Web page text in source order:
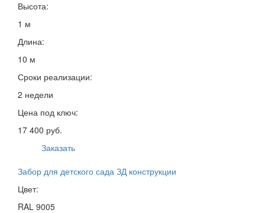
Высота:
1 м
Длина:
10 м
Сроки реализации:
2 недели
Цена под ключ:
17 400 руб.
Заказать
Забор для детского сада ЗД конструкции
Цвет:
RAL 9005